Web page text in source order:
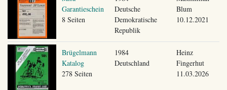
Garantieschein
8 Seiten
Deutsche
Demokratische
Republik
Blum
10.12.2021
Brügelmann
Katalog
278 Seiten
1984
Deutschland
Heinz
Fingerhut
11.03.2026